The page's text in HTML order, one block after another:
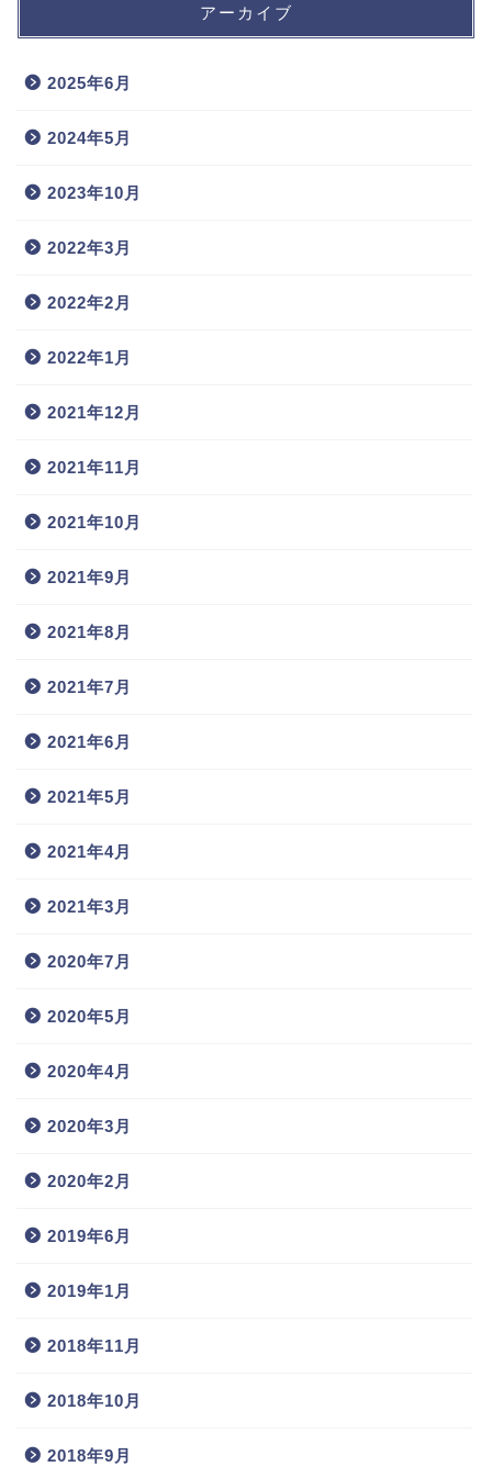
アーカイブ
2025年6月
2024年5月
2023年10月
2022年3月
2022年2月
2022年1月
2021年12月
2021年11月
2021年10月
2021年9月
2021年8月
2021年7月
2021年6月
2021年5月
2021年4月
2021年3月
2020年7月
2020年5月
2020年4月
2020年3月
2020年2月
2019年6月
2019年1月
2018年11月
2018年10月
2018年9月